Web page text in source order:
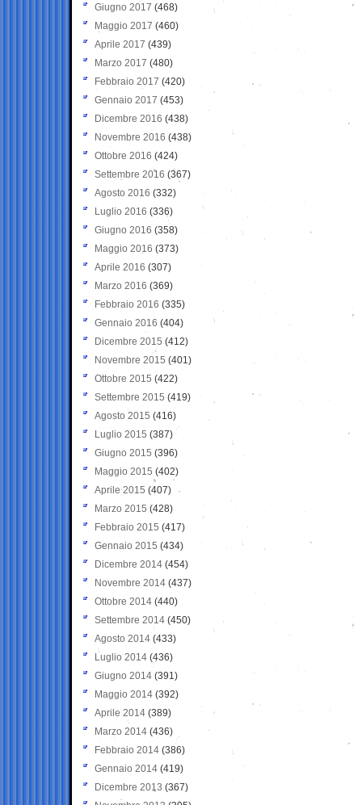
Giugno 2017 (468)
Maggio 2017 (460)
Aprile 2017 (439)
Marzo 2017 (480)
Febbraio 2017 (420)
Gennaio 2017 (453)
Dicembre 2016 (438)
Novembre 2016 (438)
Ottobre 2016 (424)
Settembre 2016 (367)
Agosto 2016 (332)
Luglio 2016 (336)
Giugno 2016 (358)
Maggio 2016 (373)
Aprile 2016 (307)
Marzo 2016 (369)
Febbraio 2016 (335)
Gennaio 2016 (404)
Dicembre 2015 (412)
Novembre 2015 (401)
Ottobre 2015 (422)
Settembre 2015 (419)
Agosto 2015 (416)
Luglio 2015 (387)
Giugno 2015 (396)
Maggio 2015 (402)
Aprile 2015 (407)
Marzo 2015 (428)
Febbraio 2015 (417)
Gennaio 2015 (434)
Dicembre 2014 (454)
Novembre 2014 (437)
Ottobre 2014 (440)
Settembre 2014 (450)
Agosto 2014 (433)
Luglio 2014 (436)
Giugno 2014 (391)
Maggio 2014 (392)
Aprile 2014 (389)
Marzo 2014 (436)
Febbraio 2014 (386)
Gennaio 2014 (419)
Dicembre 2013 (367)